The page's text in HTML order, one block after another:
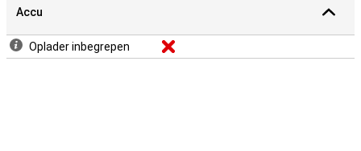
Met de gratis Chipolo-app haal je nog meer uit je CARD en LOOP.
Laat je telefoon overgaan, zelfs als hij op stil staat. Gebruik de
trackers als cameraknop voor selfies of kies een andere ringtone.
Android-gebruikers krijgen ook een notificatie als ze iets vergeten
Accu
Oplader inbegrepen